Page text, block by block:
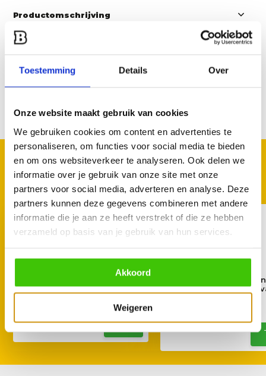
Toestemming Details Over
Onze website maakt gebruik van cookies
We gebruiken cookies om content en advertenties te
personaliseren, om functies voor social media te bieden
en om ons websiteverkeer te analyseren. Ook delen we
informatie over je gebruik van onze site met onze
partners voor social media, adverteren en analyse. Deze
partners kunnen deze gegevens combineren met andere
informatie die je aan ze heeft verstrekt of die ze hebben
verzameld op basis van je gebruik van hun services.
Akkoord
Weigeren
Productomschrijving
Delen
GOED TE COMBINEREN
Met deze accessoires
2 cm
Puur Hout Beuken
Steakplank met